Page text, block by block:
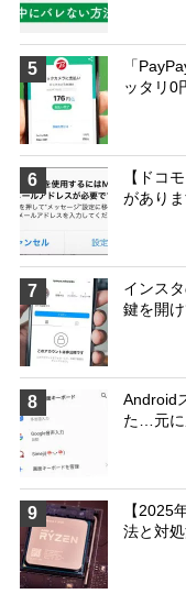
5
「
ッタリ0
6
【ドコ
があり
7
インス
鍵を開
8
Android
た…元に
9
【2025
法と対